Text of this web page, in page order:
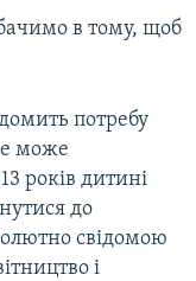
в тому, щоб
потребу
може
років дитині
до
свідомою
і